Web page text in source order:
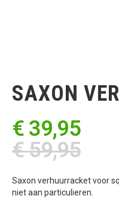
begin
van
afbeeldingen-
gallerij
SAXON
€ 39,95
€ 59,95
Saxon verhuurracket voor
niet aan particulieren.